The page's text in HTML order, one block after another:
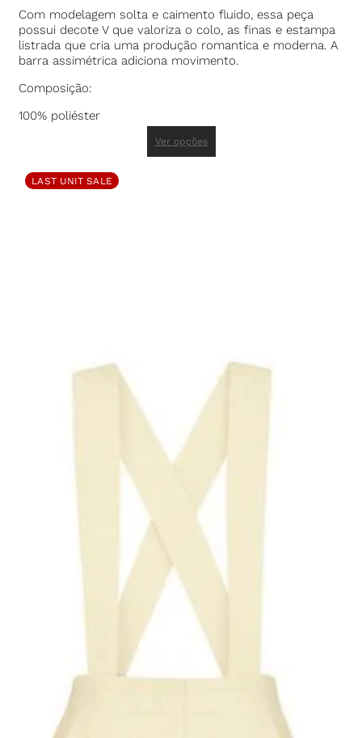
Com modelagem solta e caimento fluido, essa peça
possui decote V que valoriza o colo, as finas e estampa
listrada que cria uma produção romantica e moderna. A
barra assimétrica adiciona movimento.
Composição:
100% poliéster
Ver opções
LAST UNIT SALE